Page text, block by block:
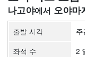
나고야 오야마
출발 시각 주
좌석 수
2